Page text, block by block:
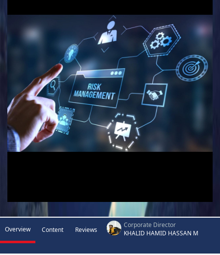
Video
Overview Content Reviews
Corporate Director
KHALID HAMID HASSAN M